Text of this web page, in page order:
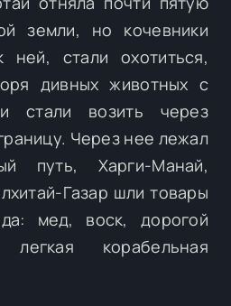
земли, но кочевники
ней, стали охотиться,
дивных животных с
стали возить через
Через нее лежал
путь, Харги-Манай,
Газар шли товары
мед, воск, дорогой
корабельная